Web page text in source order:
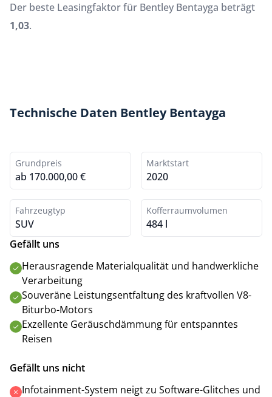
Der beste Leasingfaktor für Bentley Bentayga beträgt
1,03.
Technische Daten Bentley Bentayga
Grundpreis
ab 170.000,00 €
Marktstart
2020
Fahrzeugtyp
SUV
Kofferraumvolumen
484 l
Gefällt uns
Herausragende Materialqualität und handwerkliche
Verarbeitung
Souveräne Leistungsentfaltung des kraftvollen V8-
Biturbo-Motors
Exzellente Geräuschdämmung für entspanntes
Reisen
Gefällt uns nicht
Infotainment-System neigt zu Software-Glitches und